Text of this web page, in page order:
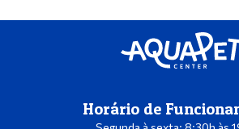
Horário de